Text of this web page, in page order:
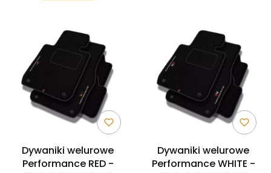
Dywaniki welurowe
Performance RED -
Dywaniki welurowe
Performance WHITE -